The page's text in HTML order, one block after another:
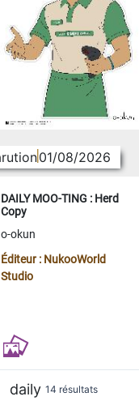
01/08/2026
DAILY MOO-TING : Herd
Copy
o-okun
Éditeur : NukooWorld
Studio
daily 14 résultats